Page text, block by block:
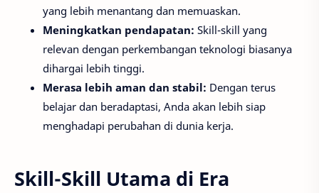
yang lebih menantang dan memuaskan.
Meningkatkan pendapatan: Skill-skill yang
relevan dengan perkembangan teknologi biasanya
dihargai lebih tinggi.
Merasa lebih aman dan stabil: Dengan terus
belajar dan beradaptasi, Anda akan lebih siap
menghadapi perubahan di dunia kerja.
Skill-Skill Utama di Era